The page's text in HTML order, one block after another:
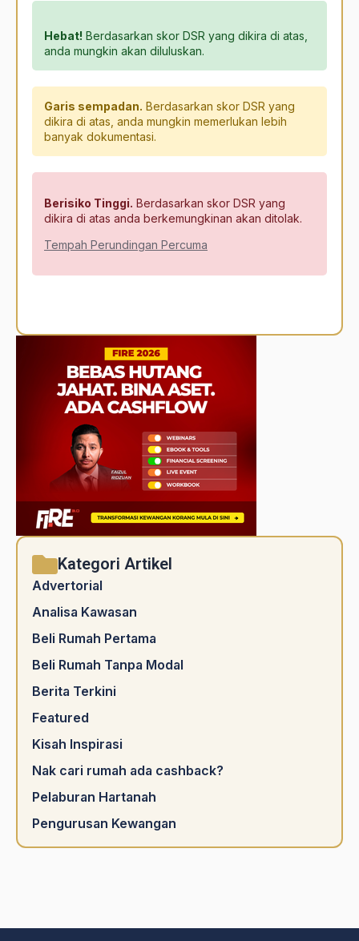
Hebat! Berdasarkan skor DSR yang dikira di atas,
anda mungkin akan diluluskan.
Garis sempadan. Berdasarkan skor DSR yang
dikira di atas, anda mungkin memerlukan lebih
banyak dokumentasi.
Berisiko Tinggi. Berdasarkan skor DSR yang
dikira di atas anda berkemungkinan akan ditolak.
Tempah Perundingan Percuma
Kategori Artikel
Advertorial
Analisa Kawasan
Beli Rumah Pertama
Beli Rumah Tanpa Modal
Berita Terkini
Featured
Kisah Inspirasi
Nak cari rumah ada cashback?
Pelaburan Hartanah
Pengurusan Kewangan